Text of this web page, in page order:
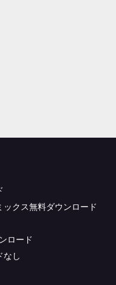
クス無料ダウンロード
ロード
なし